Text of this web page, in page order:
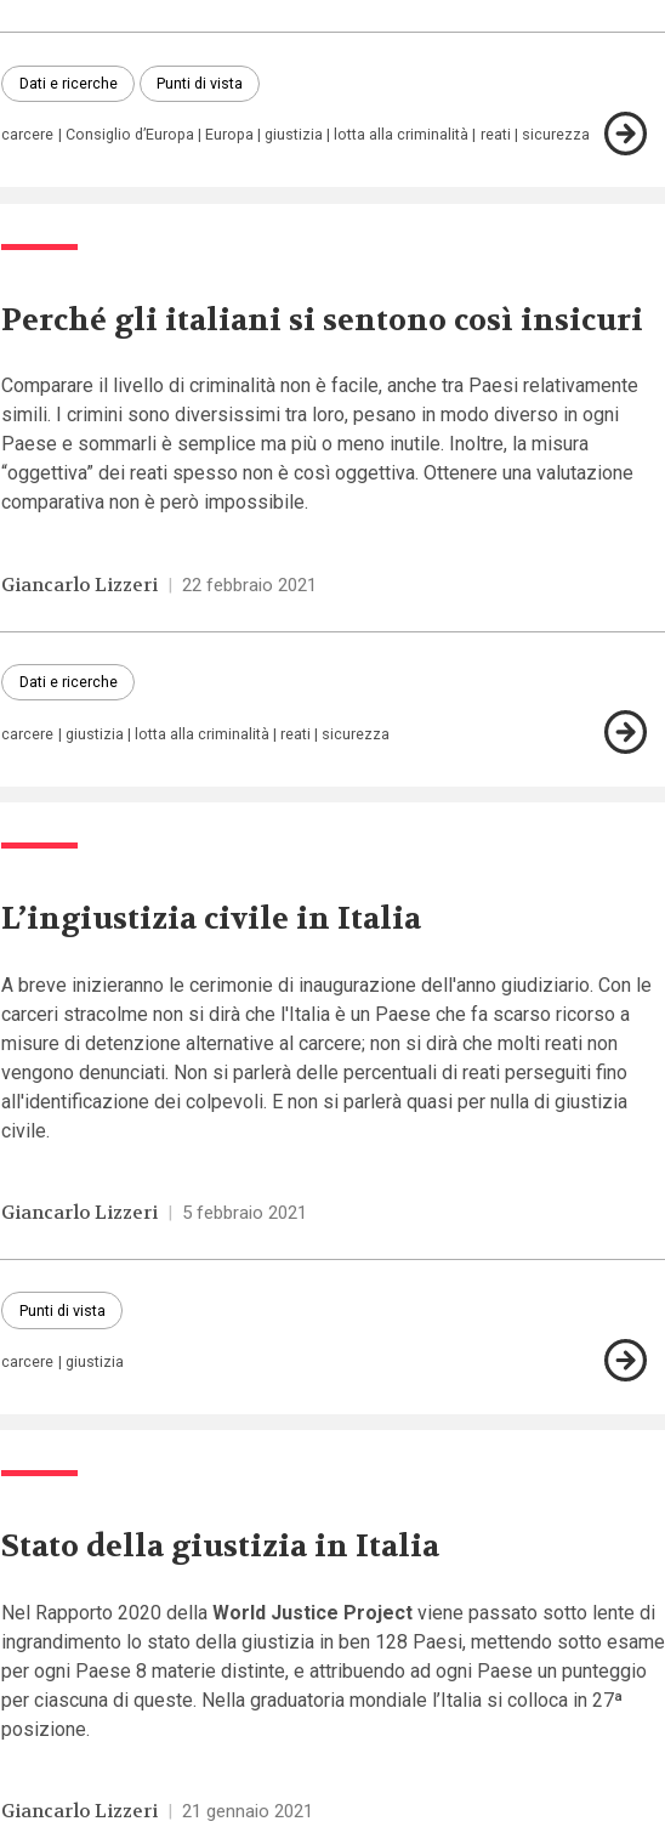
Dati e ricerche Punti di vista
carcere Consiglio d’Europa Europa giustizia lotta alla criminalità reati sicurezza
Perché gli italiani si sentono così insicuri
Comparare il livello di criminalità non è facile, anche tra Paesi relativamente
simili. I crimini sono diversissimi tra loro, pesano in modo diverso in ogni
Paese e sommarli è semplice ma più o meno inutile. Inoltre, la misura
“oggettiva” dei reati spesso non è così oggettiva. Ottenere una valutazione
comparativa non è però impossibile.
Giancarlo Lizzeri | 22 febbraio 2021
Dati e ricerche
carcere giustizia lotta alla criminalità reati sicurezza
L’ingiustizia civile in Italia
A breve inizieranno le cerimonie di inaugurazione dell'anno giudiziario. Con le
carceri stracolme non si dirà che l'Italia è un Paese che fa scarso ricorso a
misure di detenzione alternative al carcere; non si dirà che molti reati non
vengono denunciati. Non si parlerà delle percentuali di reati perseguiti fino
all'identificazione dei colpevoli. E non si parlerà quasi per nulla di giustizia
civile.
Giancarlo Lizzeri | 5 febbraio 2021
Punti di vista
carcere giustizia
Stato della giustizia in Italia
Nel Rapporto 2020 dellaWorld Justice Projectviene passato sotto lente di
ingrandimento lo stato della giustizia in ben 128 Paesi, mettendo sotto esame
per ogni Paese 8 materie distinte, e attribuendo ad ogni Paese un punteggio
per ciascuna di queste. Nella graduatoria mondiale l’Italia si colloca in 27ª
posizione.
Giancarlo Lizzeri 21 gennaio 2021